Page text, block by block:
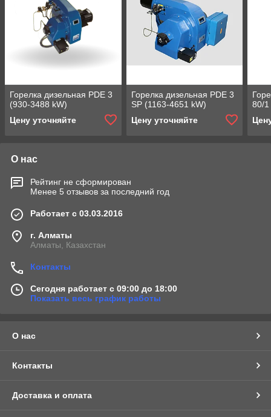
Горелка дизельная PDE 3
(930-3488 kW)
Цену уточняйте
Горелка дизельная PDE 3
SP (1163-4651 kW)
Цену уточняйте
80/
О нас
Рейтинг не сформирован
Менее 5 отзывов за последний год
Работает с 03.03.2016
г. Алматы
Алматы, Казахстан
Контакты
Сегодня работает с 09:00 до 18:00
Показать весь график работы
О нас
Контакты
Доставка и оплата